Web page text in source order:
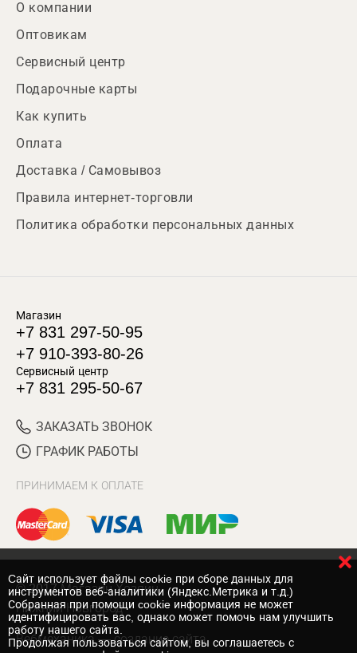
О компании
Оптовикам
Сервисный центр
Подарочные карты
Как купить
Оплата
Доставка / Самовывоз
Правила интернет-торговли
Политика обработки персональных данных
Магазин
+7 831 297-50-95
+7 910-393-80-26
Сервисный центр
+7 831 295-50-67
ЗАКАЗАТЬ ЗВОНОК
ГРАФИК РАБОТЫ
ПРИНИМАЕМ К ОПЛАТЕ
© 2017 Магазин Хозяин
Нижний Новгород
Вебмеханика — создание сайта
Cайт использует файлы cookie при сборе данных для
инструментов веб-аналитики (Яндекс.Метрика и т.д.)
Собранная при помощи cookie информация не может
идентифицировать вас, однако может помочь нам улучшить
работу нашего сайта.
Продолжая пользоваться сайтом, вы соглашаетесь с